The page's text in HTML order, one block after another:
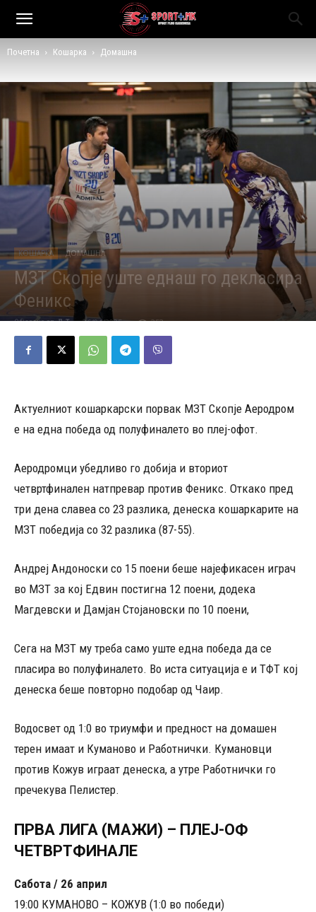
Почетна Кошарка Домашна
КОШАРКА ДОМАШНА
МЗТ Скопје уште еднаш го декласира
Феникс
Објавено од Д.Т. - 26/04/2025 253
Актуелниот кошаркарски порвак МЗТ Скопје Аеродром
е на една победа од полуфиналето во плеј-офот.
Аеродромци убедливо го добија и вториот
четвртфинален натпревар против Феникс. Откако пред
три дена славеа со 23 разлика, денеска кошаркарите на
МЗТ победија со 32 разлика (87-55).
Андреј Андоноски со 15 поени беше најефикасен играч
во МЗТ за кој Едвин постигна 12 поени, додека
Магдевски и Дамјан Стојановски по 10 поени,
Сега на МЗТ му треба само уште една победа да се
пласира во полуфиналето. Во иста ситуација е и ТФТ кој
денеска беше повторно подобар од Чаир.
Водосвет од 1:0 во триумфи и предност на домашен
терен имаат и Куманово и Работнички. Кумановци
против Кожув играат денеска, а утре Работнички го
пречекува Пелистер.
ПРВА ЛИГА (МАЖИ) – ПЛЕЈ-ОФ
ЧЕТВРТФИНАЛЕ
Сабота / 26 април
19:00 КУМАНОВО – КОЖУВ (1:0 во победи)